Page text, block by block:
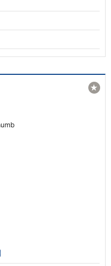
★